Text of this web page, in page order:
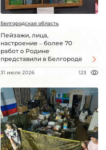
Белгородская область
Пейзажи, лица,
настроение – более 70
работ о Родине
представили в Белгороде
31 июля 2026 123